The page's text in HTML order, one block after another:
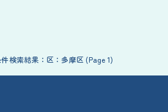
検索結果：区：多摩区 (Page 1)